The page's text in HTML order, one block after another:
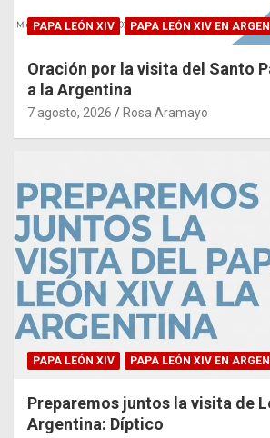
PAPA LEÓN XIV PAPA LEÓN XIV EN
Oración por la visita del Santo
a la Argentina
7 agosto, 2026 Rosa Aramayo
PAPA LEÓN XIV PAPA LEÓN XIV EN
Preparemos juntos la visita de
Argentina: Díptico